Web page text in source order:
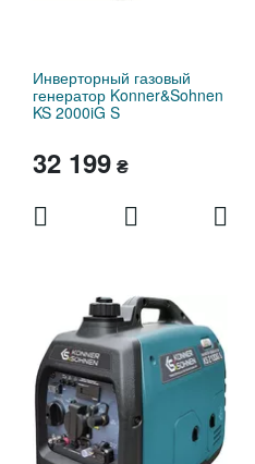
Инверторный газовый
генератор Konner&Sohnen
KS 2000iG S
32 199₴